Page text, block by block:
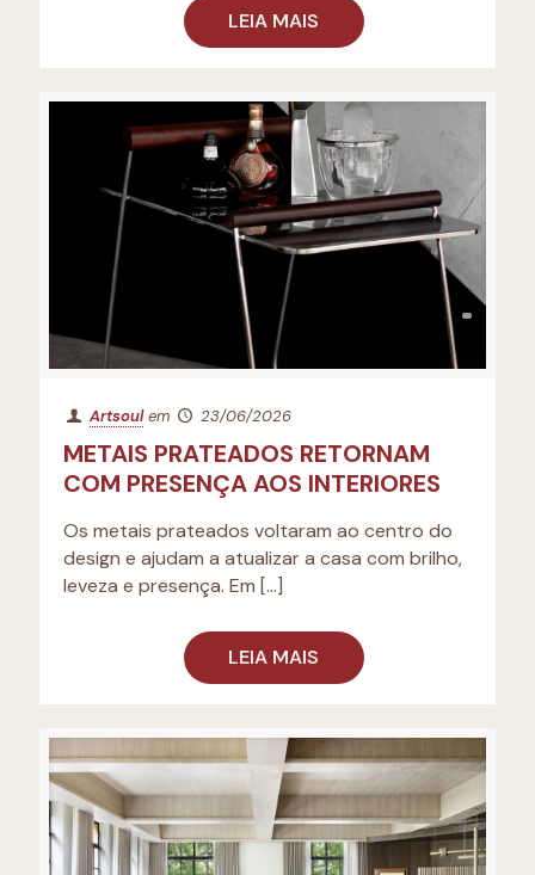
LEIA MAIS
Artsoul em 23/06/2026
METAIS PRATEADOS RETORNAM
COM PRESENÇA AOS INTERIORES
Os metais prateados voltaram ao centro do
design e ajudam a atualizar a casa com brilho,
leveza e presença. Em […]
LEIA MAIS